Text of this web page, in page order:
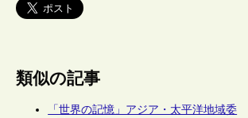
類似の記事
「世界の記憶」アジア・太平洋地域委